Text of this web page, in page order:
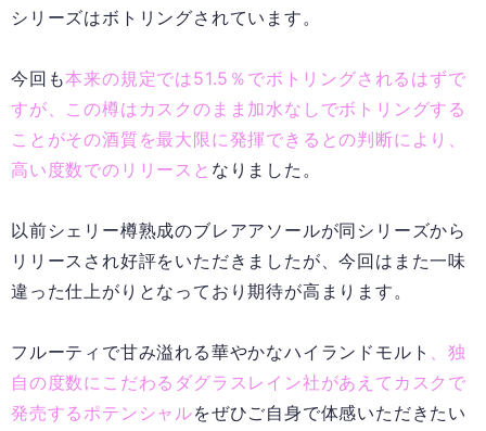
シリーズはボトリングされています。
今回も本来の規定では51.5％でボトリングされるはずで
すが、この樽はカスクのまま加水なしでボトリングする
ことがその酒質を最大限に発揮できるとの判断により、
高い度数でのリリースと なりました。
以前シェリー樽熟成のブレアアソールが同シリーズから
リリースされ好評をいただきましたが、今回はまた一味
違った仕上がりとなっており期待が高まります。
フルーティで甘み溢れる華やかなハイランドモルト 、独
自の度数にこだわるダグラスレイン社があえてカスクで
発売するポテンシャルをぜひご自身で体感いただきたい